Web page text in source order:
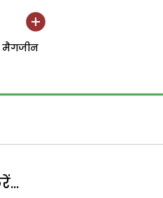
मैगजीन